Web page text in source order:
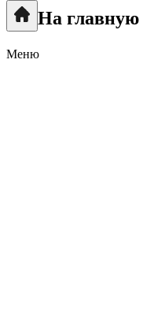
На главную
Меню